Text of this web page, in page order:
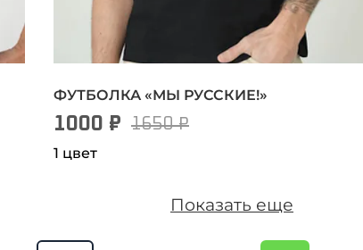
ФУТБОЛКА «МЫ РУССКИЕ!»
1000 ₽ 1650 ₽
1 цвет
Показать еще